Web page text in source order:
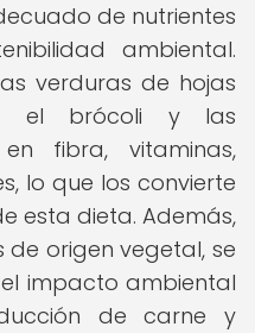
de nutrientes
ambiental.
verduras de hojas
el brócoli y las
fibra, vitaminas,
lo que los convierte
esta dieta. Además,
origen vegetal, se
impacto ambiental
de carne y